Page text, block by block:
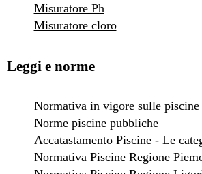
Misuratore Ph
Misuratore cloro
Leggi e norme
Normativa in vigore sulle piscine
Norme piscine pubbliche
Accatastamento Piscine - Le
Normativa Piscine Regione